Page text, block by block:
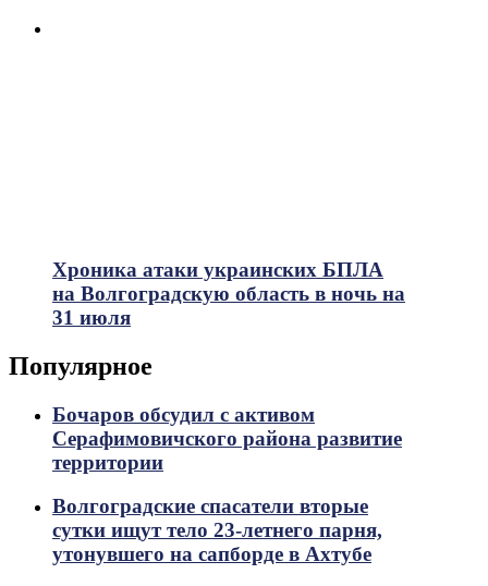
Хроника атаки украинских БПЛА
на Волгоградскую область в ночь на
31 июля
Популярное
Бочаров обсудил с активом
Серафимовичского района развитие
территории
Волгоградские спасатели вторые
сутки ищут тело 23-летнего парня,
утонувшего на сапборде в Ахтубе